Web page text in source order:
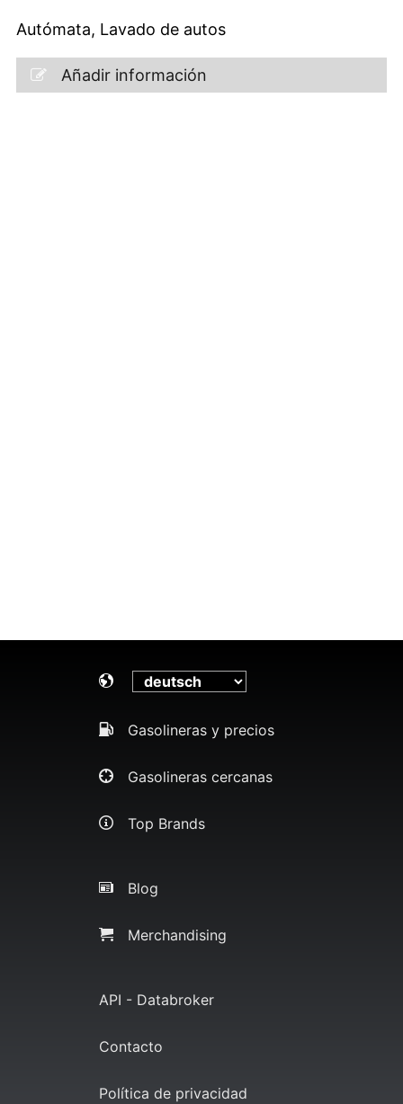
Autómata, Lavado de autos
Añadir información
Gasolineras y precios
Gasolineras cercanas
Top Brands
Blog
Merchandising
API - Databroker
Contacto
Política de privacidad